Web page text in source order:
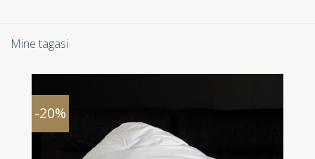
Mine tagasi
-20%